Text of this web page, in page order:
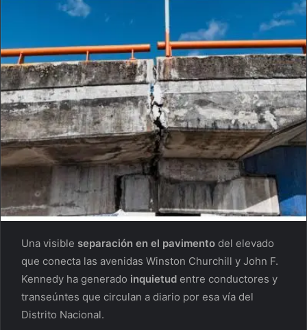
Una visible separación en el pavimento del elevado
que conecta las avenidas Winston Churchill y John F.
Kennedy ha generado inquietud entre conductores y
transeúntes que circulan a diario por esa vía del
Distrito Nacional.